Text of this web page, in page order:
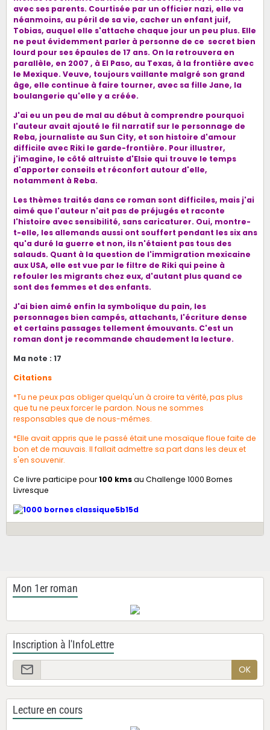
avec ses parents. Courtisée par un officier nazi, elle va
néanmoins, au péril de sa vie, cacher un enfant juif,
Tobias, auquel elle s'attache chaque jour un peu plus. Elle
ne peut évidemment parler à personne de ce secret bien
lourd pour ses épaules de 17 ans. On la retrouvera en
parallèle, en 2007 , à El Paso, au Texas, à la frontière avec
le Mexique. Veuve, toujours vaillante malgré son grand
âge, elle continue à faire tourner, avec sa fille Jane, la
boulangerie qu'elle y a créée.
J'ai eu un peu de mal au début à comprendre pourquoi
l'auteur avait ajouté le fil narratif sur le personnage de
Reba, journaliste au Sun City, et son histoire d'amour
difficile avec Riki le garde-frontière. Pour illustrer,
j'imagine, le côté altruiste d'Elsie qui trouve le temps
d'apporter conseils et réconfort autour d'elle,
notamment à Reba.
Les thèmes traités dans ce roman sont difficiles, mais j'ai
aimé que l'auteur n'ait pas de préjugés et raconte
l'histoire avec sensibilité, sans caricaturer. Oui, montre-
t-elle, les allemands aussi ont souffert pendant les six ans
qu'a duré la guerre et non, ils n'étaient pas tous des
salauds. Quant à la question de l'immigration mexicaine
aux USA, elle est vue par le filtre de Riki qui peine à
refouler les migrants chez eux, d'autant plus quand ce
sont des femmes et des enfants.
J'ai bien aimé enfin la symbolique du pain, les
personnages bien campés, attachants, l'écriture dense
et certains passages tellement émouvants. C'est un
roman dont je recommande chaudement la lecture.
Ma note : 17
Citations
*Tu ne peux pas obliger quelqu'un à croire ta vérité, pas plus
que tu ne peux forcer le pardon. Nous ne sommes
responsables que de nous-mêmes.
*Elle avait appris que le passé était une mosaïque floue faite de
bon et de mauvais. Il fallait admettre sa part dans les deux et
s'en souvenir.
Ce livre participe pour100 kmsau Challenge 1000 Bornes
Livresque
Mon 1er roman
Inscription à l'InfoLettre
OK
Lecture en cours